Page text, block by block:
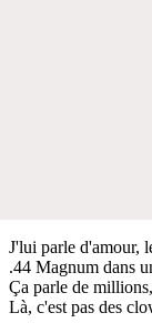
J'lui parle d'amour,
.44 Magnum dans
Ça parle de
Là, c'est pas des